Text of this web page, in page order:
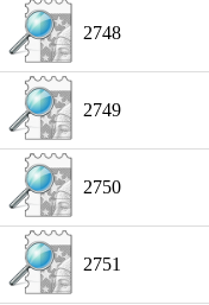
2748
2749
2750
2751